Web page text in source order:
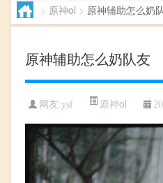
> 原神ol > 原神辅助怎么奶
原神辅助怎么奶队友
网友:ysf 原神ol